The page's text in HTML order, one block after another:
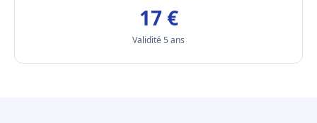
17 €
Validité 5 ans